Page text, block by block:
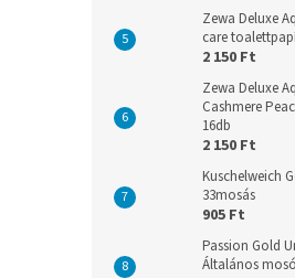
Zewa Deluxe
care
2 150 Ft
Zewa Deluxe
Cashmere
16db
2 150 Ft
Kuschelweich
33mosás
905 Ft
Passion Gold
Általános